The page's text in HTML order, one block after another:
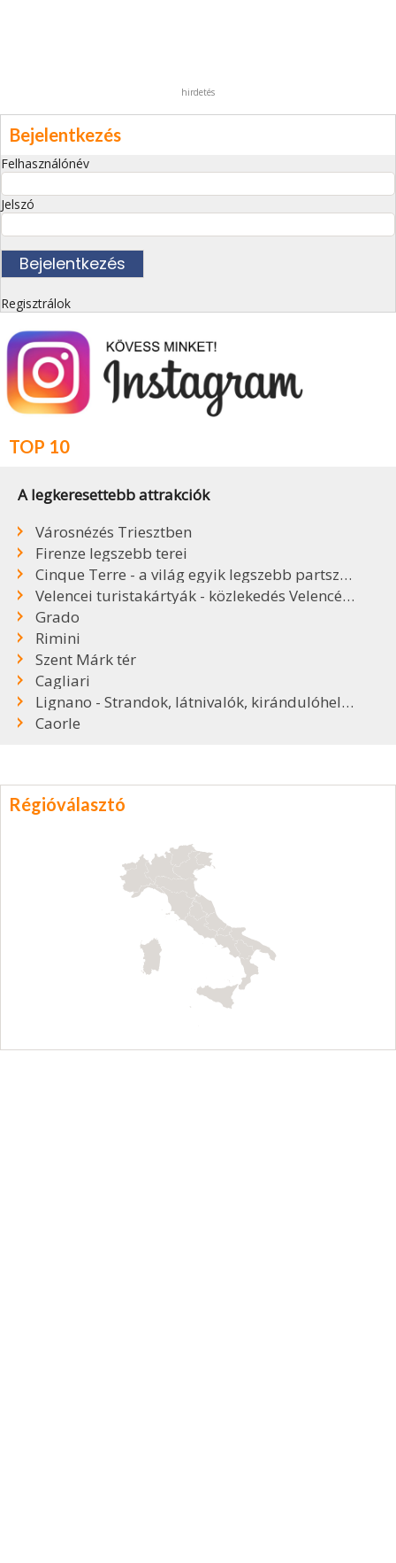
hirdetés
Bejelentkezés
Felhasználónév
Jelszó
Regisztrálok
TOP 10
A legkeresettebb attrakciók
Városnézés Triesztben
Firenze legszebb terei
Cinque Terre - a világ egyik legszebb partszakasza
Velencei turistakártyák - közlekedés Velencében
Grado
Rimini
Szent Márk tér
Cagliari
Lignano - Strandok, látnivalók, kirándulóhelyek
Caorle
Régióválasztó